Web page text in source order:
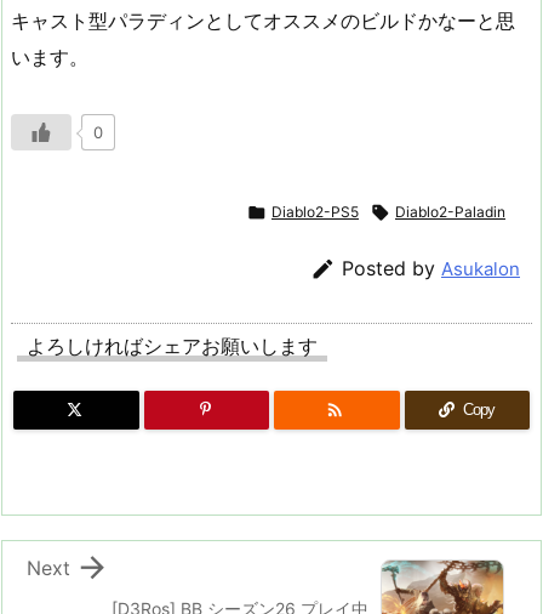
キャスト型パラディンとしてオススメのビルドかなーと思
います。
0
 Diablo2-PS5  Diablo2-Paladin
 Posted by Asukalon
よろしければシェアお願いします
 Copy
[D3Ros] BB シーズン26 プレイ中

Next